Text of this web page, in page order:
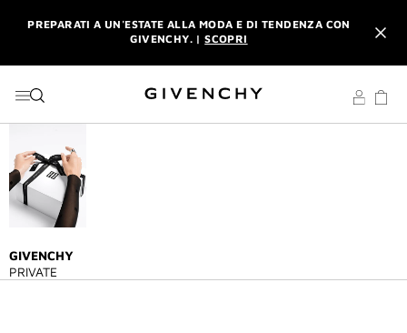
PREPARATI A UN'ESTATE ALLA MODA E DI TENDENZA CON
GIVENCHY. |SCOPRI
UN PROFUMO L'INTERDIT DA 80 ML. |CODICE: INTERDIT
PREPARATI A UN'ESTATE ALLA MODA E DI TENDENZA CON
INTERDIT: RICEVI UNA MINIATURA CON OGNI ACQUISTO DI
UN PROFUMO L'INTERDIT DA 80 ML. |
GIVENCHY
PRIVATE